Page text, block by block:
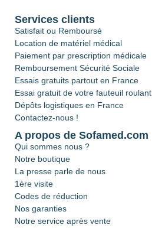
Services clients
Satisfait ou Remboursé
Location de matériel médical
Paiement par prescription médicale
Remboursement Sécurité Sociale
Essais gratuits partout en France
Essai gratuit de votre fauteuil roulant
Dépôts logistiques en France
Contactez-nous !
A propos de Sofamed.com
Qui sommes nous ?
Notre boutique
La presse parle de nous
1ère visite
Codes de réduction
Nos garanties
Notre service après vente